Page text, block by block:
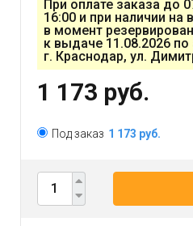
При оплате заказа до
16:00 и при наличии
в момент
к выдаче 11.08.2026 по
г. Краснодар, ул.
1 173 руб.
Под заказ 1 173 руб.